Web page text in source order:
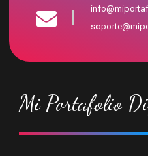
Mi Portafolio